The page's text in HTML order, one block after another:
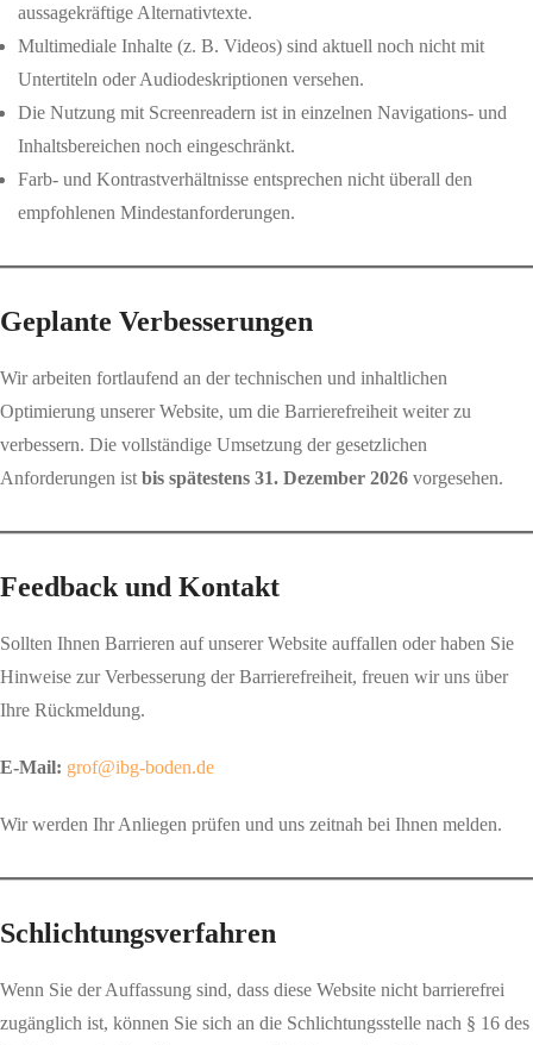
aussagekräftige Alternativtexte.
Multimediale Inhalte (z. B. Videos) sind aktuell noch nicht mit
Untertiteln oder Audiodeskriptionen versehen.
Die Nutzung mit Screenreadern ist in einzelnen Navigations- und
Inhaltsbereichen noch eingeschränkt.
Farb- und Kontrastverhältnisse entsprechen nicht überall den
empfohlenen Mindestanforderungen.
Geplante Verbesserungen
Wir arbeiten fortlaufend an der technischen und inhaltlichen
Optimierung unserer Website, um die Barrierefreiheit weiter zu
verbessern. Die vollständige Umsetzung der gesetzlichen
Anforderungen ist bis spätestens 31. Dezember 2026 vorgesehen.
Feedback und Kontakt
Sollten Ihnen Barrieren auf unserer Website auffallen oder haben Sie
Hinweise zur Verbesserung der Barrierefreiheit, freuen wir uns über
Ihre Rückmeldung.
E-Mail: grof@ibg-boden.de
Wir werden Ihr Anliegen prüfen und uns zeitnah bei Ihnen melden.
Schlichtungsverfahren
Wenn Sie der Auffassung sind, dass diese Website nicht barrierefrei
zugänglich ist, können Sie sich an die Schlichtungsstelle nach § 16 des